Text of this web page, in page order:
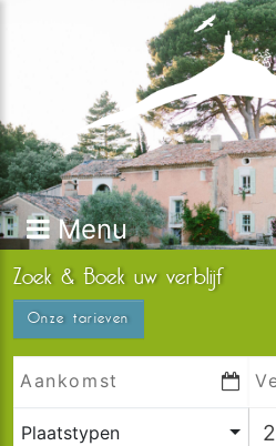
Menu
Zoek & Boek uw verblijf
Onze tarieven
Plaatstypen